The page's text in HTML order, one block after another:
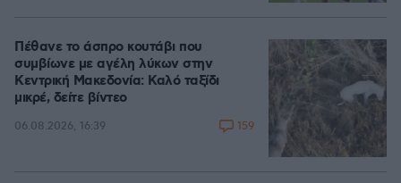
Πέθανε το άσπρο κουτάβι που
συμβίωνε με αγέλη λύκων στην
Κεντρική Μακεδονία: Καλό ταξίδι
μικρέ, δείτε βίντεο
06.08.2026, 16:39 159